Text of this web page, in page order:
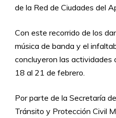
de la Red de Ciudades del
Con este recorrido de los
música de banda y el
concluyeron las actividades
18 al 21 de febrero.
Por parte de la Secretaría
Tránsito y Protección Civil